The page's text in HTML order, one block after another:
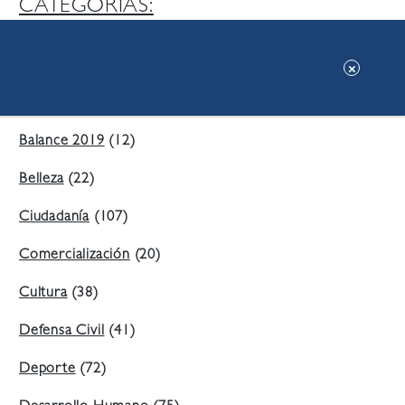
CATEGORIAS:
Balance 2019(12)
Belleza(22)
Ciudadanía (107)
Comercialización(20)
Cultura(38)
Defensa Civil(41)
Deporte(72)